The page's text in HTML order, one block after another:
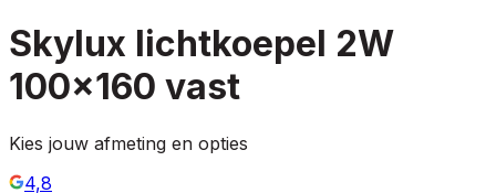
Skylux lichtkoepel 2W
100x160 vast
Kies jouw afmeting en opties
4,8